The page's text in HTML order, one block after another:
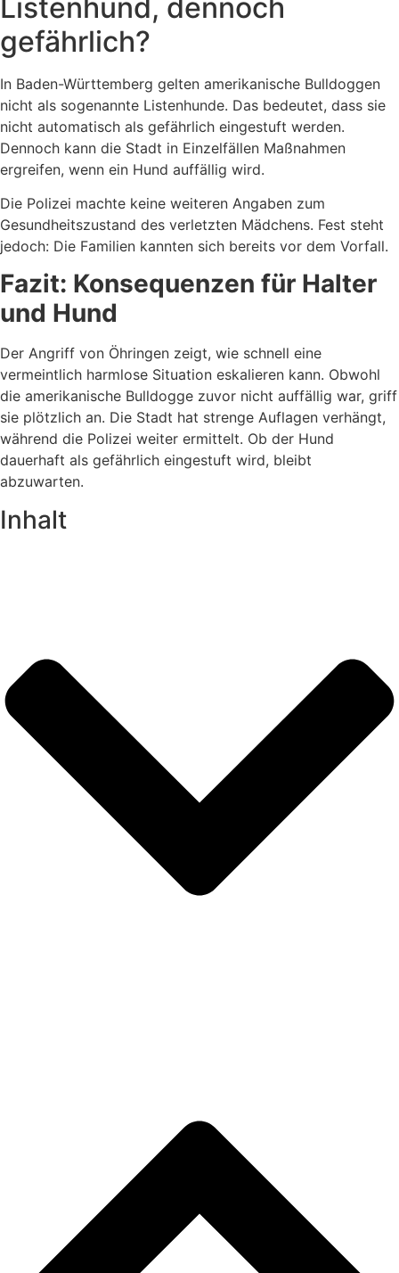
Listenhund, dennoch
gefährlich?
In Baden-Württemberg gelten amerikanische Bulldoggen
nicht als sogenannte Listenhunde. Das bedeutet, dass sie
nicht automatisch als gefährlich eingestuft werden.
Dennoch kann die Stadt in Einzelfällen Maßnahmen
ergreifen, wenn ein Hund auffällig wird.
Die Polizei machte keine weiteren Angaben zum
Gesundheitszustand des verletzten Mädchens. Fest steht
jedoch: Die Familien kannten sich bereits vor dem Vorfall.
Fazit: Konsequenzen für Halter
und Hund
Der Angriff von Öhringen zeigt, wie schnell eine
vermeintlich harmlose Situation eskalieren kann. Obwohl
die amerikanische Bulldogge zuvor nicht auffällig war, griff
sie plötzlich an. Die Stadt hat strenge Auflagen verhängt,
während die Polizei weiter ermittelt. Ob der Hund
dauerhaft als gefährlich eingestuft wird, bleibt
abzuwarten.
Inhalt